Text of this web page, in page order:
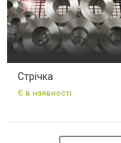
Стрічка
Є в наявності